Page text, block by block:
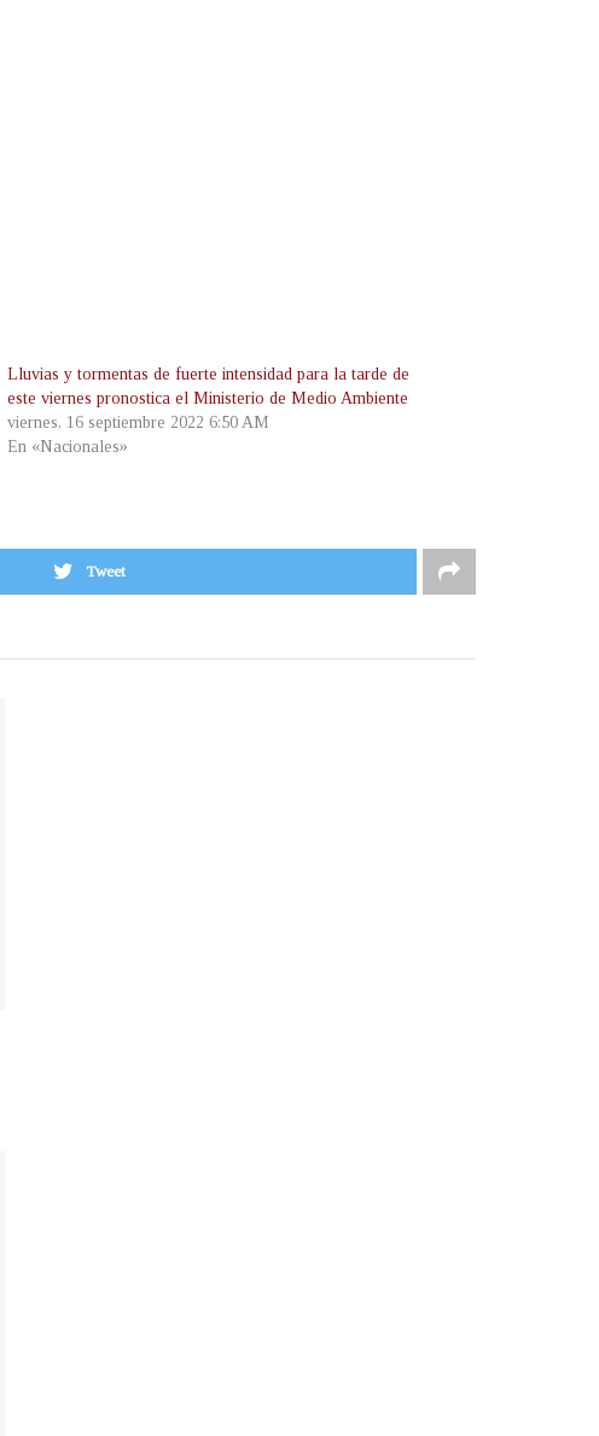
Lluvias y tormentas de fuerte intensidad para la tarde de
este viernes pronostica el Ministerio de Medio Ambiente
viernes, 16 septiembre 2022 6:50 AM
En «Nacionales»
Tweet